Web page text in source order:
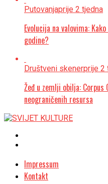
Putovanjaprije 2 tjedna
Evolucija na valovima:
godine?
Društveni skenerprije 2
Žeđ u zemlji obilja:
neograničenih resursa
Impressum
Kontakt